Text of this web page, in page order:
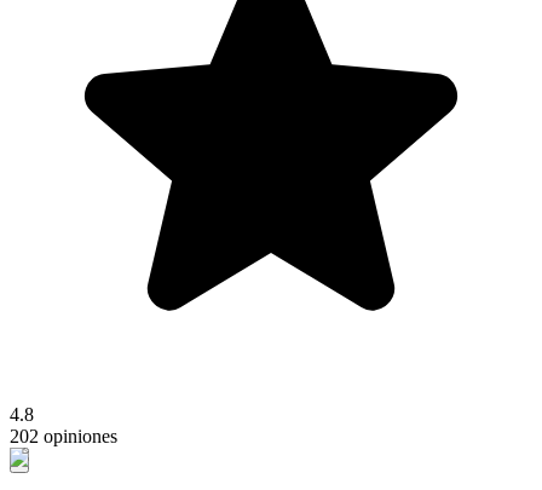
4.8
202 opiniones